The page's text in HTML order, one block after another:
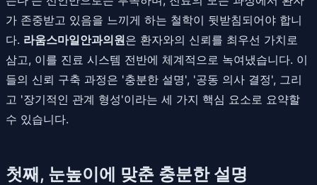
가 존중받고 있음을 느끼게 하는 철학이 뒷받침되어야 합니
다. 라움스마일안과의원은 환자와의 신뢰를 최우선 가치로
삼고, 이를 진료 시스템 전반에 체계적으로 녹여냈습니다. 이
들의 신뢰 구축 과정은 '충분한 설명', '공동 의사 결정', 그리
고 '장기적인 관계 형성'이라는 세 가지 핵심 요소로 요약할
수 있습니다.
첫째, 눈높이에 맞춘 충분한 설명